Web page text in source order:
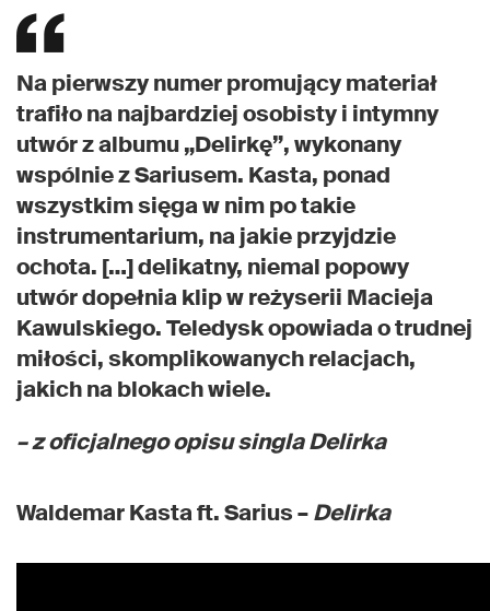
Na pierwszy numer promujący materiał
trafiło na najbardziej osobisty i intymny
utwór z albumu „Delirkę”, wykonany
wspólnie z Sariusem. Kasta, ponad
wszystkim sięga w nim po takie
instrumentarium, na jakie przyjdzie
ochota. […] delikatny, niemal popowy
utwór dopełnia klip w reżyserii Macieja
Kawulskiego. Teledysk opowiada o trudnej
miłości, skomplikowanych relacjach,
jakich na blokach wiele.
– z oficjalnego opisu singlaDelirka
Waldemar Kasta ft. Sarius –Delirka